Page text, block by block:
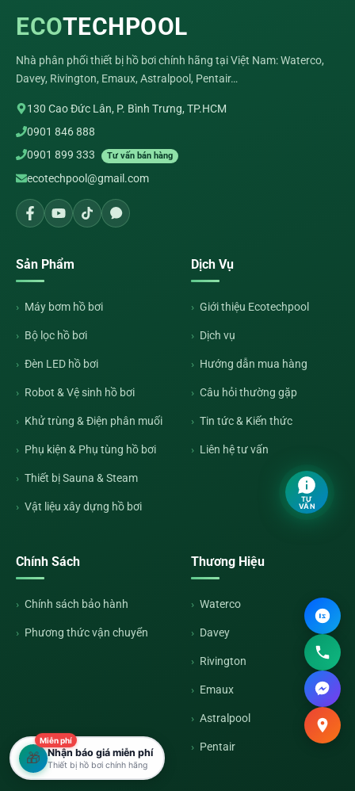
ECOTECHPOOL
Nhà phân phối thiết bị hồ bơi chính hãng tại Việt Nam: Waterco,
Davey, Rivington, Emaux, Astralpool, Pentair…
130 Cao Đức Lân, P. Bình Trưng, TP.HCM
0901 846 888
0901 899 333
Tư vấn bán hàng
ecotechpool@gmail.com
Sản Phẩm
Máy bơm hồ bơi
Bộ lọc hồ bơi
Đèn LED hồ bơi
Robot & Vệ sinh hồ bơi
Khử trùng & Điện phân muối
Phụ kiện & Phụ tùng hồ bơi
Thiết bị Sauna & Steam
Vật liệu xây dựng hồ bơi
Dịch Vụ
Giới thiệu Ecotechpool
Dịch vụ
Hướng dẫn mua hàng
Câu hỏi thường gặp
Tin tức & Kiến thức
Liên hệ tư vấn
Chính Sách
Chính sách bảo hành
Phương thức vận chuyển
Thương Hiệu
Waterco
Davey
Rivington
Emaux
Astralpool
Pentair
TƯ
VẤN
Miễn phí
🎁 Nhận báo giá miễn phí
Thiết bị hồ bơi chính hãng